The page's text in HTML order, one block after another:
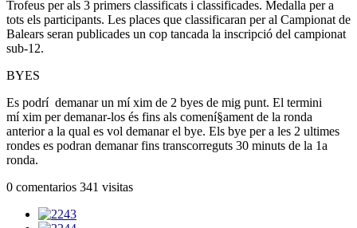
Trofeus per als 3 primers classificats i classificades. Medalla per a
tots els participants. Les places que classificaran per al Campionat de
Balears seran publicades un cop tancada la inscripció del campionat
sub-12.
BYES
Es podrí demanar un mí xim de 2 byes de mig punt. El termini
mí xim per demanar-los és fins als comení§ament de la ronda
anterior a la qual es vol demanar el bye. Els bye per a les 2 ultimes
rondes es podran demanar fins transcorreguts 30 minuts de la 1a
ronda.
0 comentarios 341 visitas